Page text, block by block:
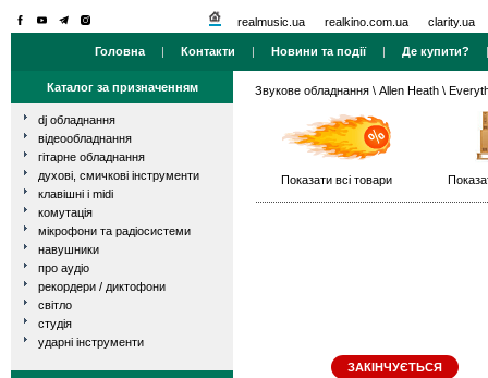
realmusic.ua realkino.com.ua clarity.ua
Головна | Контакти | Новини та події| Де купити?
Каталог за призначенням
dj обладнання
відеообладнання
гітарне обладнання
духові, смичкові інструменти
клавішні і midi
комутація
мікрофони та радіосистеми
навушники
про аудіо
рекордери / диктофони
світло
студія
ударні інструменти
Звукове обладнання \ Allen Heath \
Показати всі товари
ЗАКІНЧУЄТЬСЯ